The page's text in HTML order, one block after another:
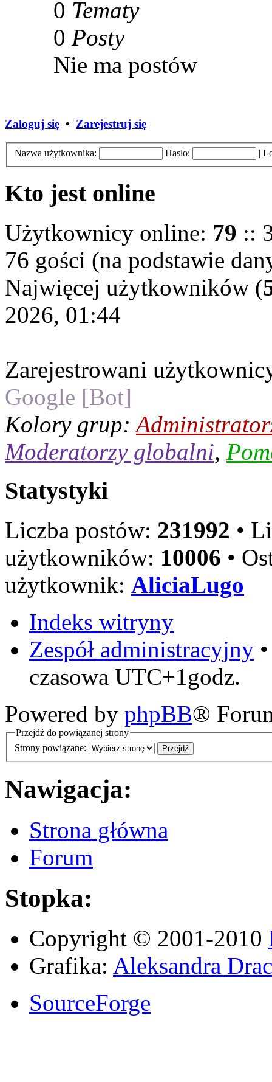
0 Tematy
0 Posty
Nie ma postów
Zaloguj się • Zarejestruj się
Nazwa użytkownika: Hasło: |
Kto jest online
Użytkownicy online: 79 ::
76 gości (na podstawie
Najwięcej użytkowników (
2026, 01:44
Zarejestrowani
Google [Bot]
Kolory grup:
Moderatorzy globalni,
Statystyki
Liczba postów: 231992 •
użytkowników: 10006 •
użytkownik: AliciaLugo
Indeks witryny
Zespół administracyjny
czasowa UTC+1godz.
Powered by phpBB®
Przejdź do powiązanej strony
Strony powiązane:
Nawigacja:
Strona główna
Forum
Stopka:
Copyright © 2001-2010
Grafika: Aleksandra
SourceForge